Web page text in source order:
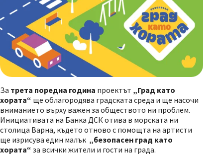
За трета поредна година проектът „Град като
хората“ ще облагородява градската среда и ще насочи
вниманието върху важен за обществото ни проблем.
Инициативата на Банка ДСК отива в морската ни
столица Варна, където отново с помощта на артисти
ще изрисува един малък „безопасен град като
хората“ за всички жители и гости на града.